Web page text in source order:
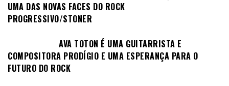
UMA DAS NOVAS FACES DO ROCK
PROGRESSIVO/STONER
AVA TOTON É UMA GUITARRISTA E
COMPOSITORA PRODÍGIO E UMA ESPERANÇA PARA O
FUTURO DO ROCK